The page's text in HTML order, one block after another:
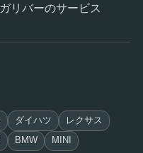
ガリバーのサービス
ダイハツ レクサス
BMW MINI